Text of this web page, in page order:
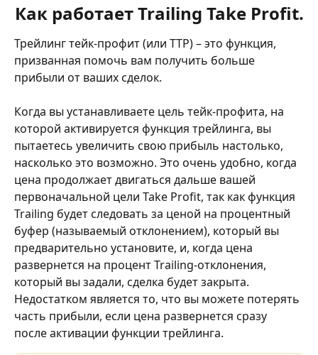
Как работает Trailing Take Profit.
Трейлинг тейк-профит (или TTP) – это функция,
призванная помочь вам получить больше
прибыли от ваших сделок.
Когда вы устанавливаете цель тейк-профита, на
которой активируется функция трейлинга, вы
пытаетесь увеличить свою прибыль настолько,
насколько это возможно. Это очень удобно, когда
цена продолжает двигаться дальше вашей
первоначальной цели Take Profit, так как функция
Trailing будет следовать за ценой на процентный
буфер (называемый отклонением), который вы
предварительно установите, и, когда цена
развернется на процент Trailing-отклонения,
который вы задали, сделка будет закрыта.
Недостатком является то, что вы можете потерять
часть прибыли, если цена развернется сразу
после активации функции трейлинга.